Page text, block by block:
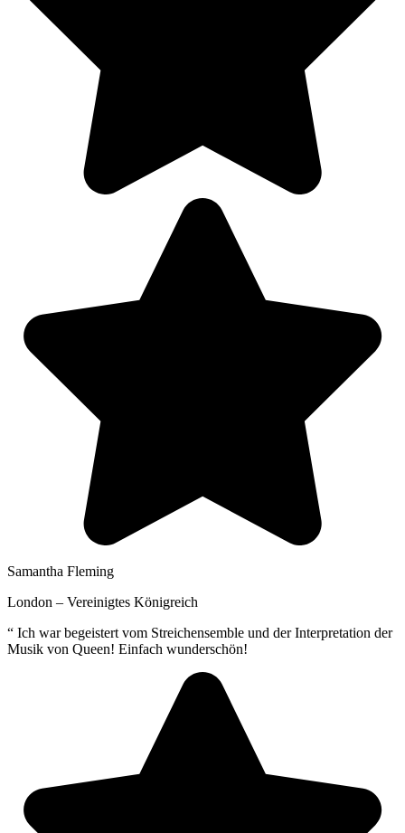
Samantha Fleming
London – Vereinigtes Königreich
“ Ich war begeistert vom Streichensemble und der Interpretation der
Musik von Queen! Einfach wunderschön!